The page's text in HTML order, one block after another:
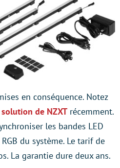
en conséquence. Notez
de NZXT récemment.
les bandes LED
du système. Le tarif de
La garantie dure deux ans.